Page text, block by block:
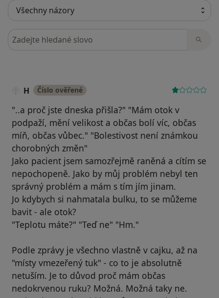
Hledejte v názorech
H Číslo ověřené
"..a proč jste dneska přišla?" "Mám otok v
podpaží, mění velikost a občas bolí víc, občas
míň, občas vůbec." "Bolestivost není známkou
chorobných změn"
Jako pacient jsem samozřejmě raněná a cítím se
nepochopeně. Jako by můj problém nebyl ten
správný problém a mám s tím jím jinam.
Jo kdybych si nahmatala bulku, to se můžeme
bavit - ale otok?
"Teplotu máte?" "Teď ne" "Hm."
Podle zprávy je všechno vlastně v cajku, až na
"místy vmezeřený tuk" - co to je absolutně
netuším. Je to důvod proč mám občas
nedokrvenou ruku? Možná. Možná taky ne.